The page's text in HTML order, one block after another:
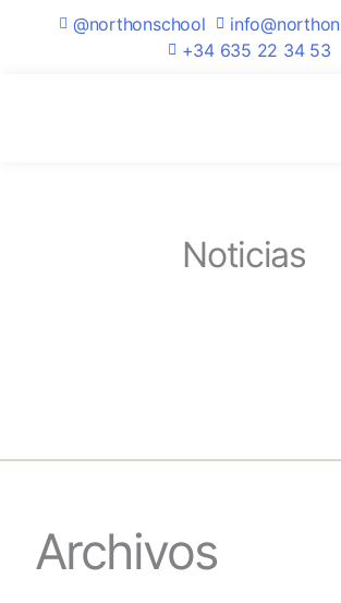
@northonschool
+34 635 22 34 53
Noticias
Archivos